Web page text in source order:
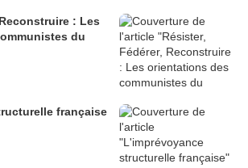
: Les
du
française